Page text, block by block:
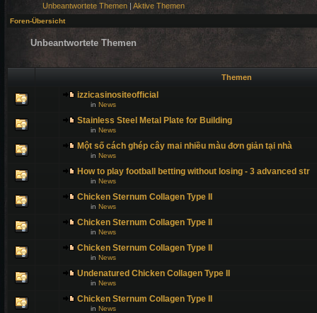
Unbeantwortete Themen | Aktive Themen
Foren-Übersicht
Unbeantwortete Themen
Themen
izzicasinositeofficial
in News
Stainless Steel Metal Plate for Building
in News
Một số cách ghép cây mai nhiều màu đơn giản tại nhà
in News
How to play football betting without losing - 3 advanced str
in News
Chicken Sternum Collagen Type II
in News
Chicken Sternum Collagen Type II
in News
Chicken Sternum Collagen Type II
in News
Undenatured Chicken Collagen Type II
in News
Chicken Sternum Collagen Type II
in News